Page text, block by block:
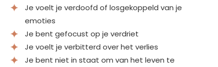
Je voelt je verdoofd of losgekoppeld van je
emoties
Je bent gefocust op je verdriet
Je voelt je verbitterd over het verlies
Je bent niet in staat om van het leven te